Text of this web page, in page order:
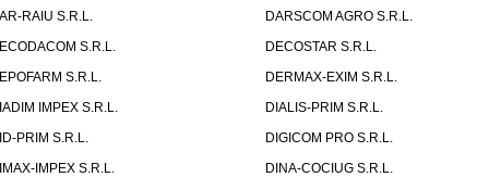
RAIU S.R.L.
DARSCOM AGRO S.R.L.
S.R.L.
DECOSTAR S.R.L.
S.R.L.
DERMAX-EXIM S.R.L.
IMPEX S.R.L.
DIALIS-PRIM S.R.L.
PRIM S.R.L.
DIGICOM PRO S.R.L.
IMPEX S.R.L.
DINA-COCIUG S.R.L.